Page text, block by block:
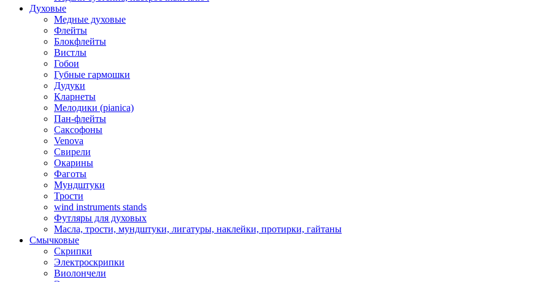
Духовые
Медные духовые
Флейты
Блокфлейты
Вистлы
Гобои
Губные гармошки
Дудуки
Кларнеты
Мелодики (pianica)
Пан-флейты
Саксофоны
Venova
Свирели
Окарины
Фаготы
Мундштуки
Трости
wind instruments stands
Футляры для духовых
Масла, трости, мундштуки, лигатуры, наклейки, протирки, гайтаны
Смычковые
Скрипки
Электроскрипки
Виолончели